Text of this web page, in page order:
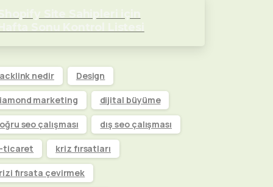
nedir Design
marketing dijital büyüme
seo çalışması dış seo çalışması
ticaret kriz fırsatları
fırsata çevirmek